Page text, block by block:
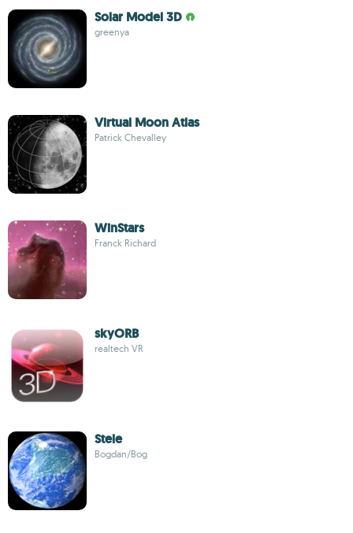
Solar Model 3D
greenya
Virtual Moon Atlas
Patrick Chevalley
WinStars
Franck Richard
skyORB
realtech VR
Stele
Bogdan/Bog